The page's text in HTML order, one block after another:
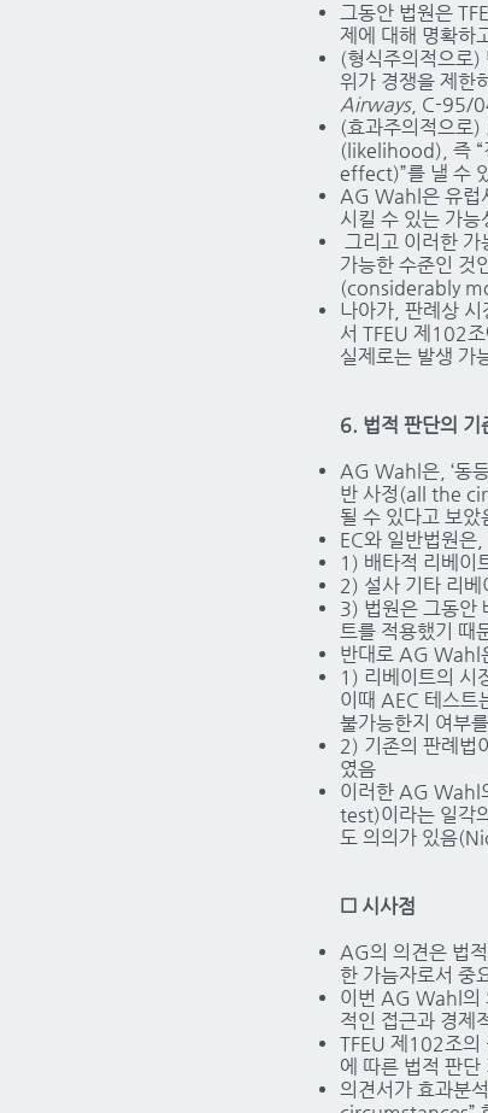
그동안 법원은
제에 대해 명확하
(형식주의적으로
위가 경쟁을 제
Airways, C-95/
(효과주의적으로)
(likelihood), 즉 “
effect)”를 낼 수
AG Wahl은 유럽
시킬 수 있는 가
그리고 이러한
가능한 수준인 것
(considerably
나아가, 판례상
서 TFEU 제102조
실제로는 발생 가
6. 법적 판단의 기
AG Wahl은, ‘동
반 사정(all the
될 수 있다고 보았
EC와 일반법원은,
1) 배타적 리베이
2) 설사 기타 리베
3) 법원은 그동안
트를 적용했기 때
반대로 AG Wahl
1) 리베이트의 시
이때 AEC 테스트
불가능한지 여부
2) 기존의 판례법
였음
이러한 AG Wahl
test)이라는 일각
도 의의가 있음
☐ 시사점
AG의 의견은 법
한 가늠자로서 중
이번 AG Wahl의
적인 접근과 경제
TFEU 제102조의
에 따른 법적 판단
의견서가 효과분